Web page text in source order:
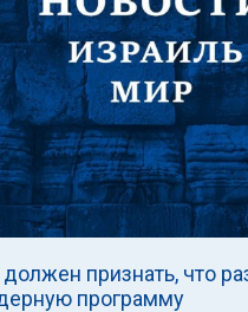
признать, что
программу